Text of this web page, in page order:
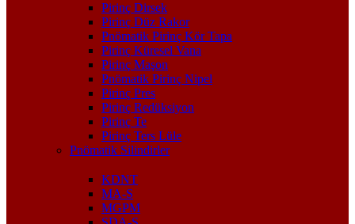
Pirinç Dirsek
Pirinç Düz Rakor
Pnömatik Pirinç Kör Tapa
Pirinç Küresel Vana
Pirinç Maşon
Pnömatik Pirinç Nipel
Pirinç Pres
Pirinç Redüksiyon
Pirinç Te
Pirinç Ters Lüle
Pnömatik Silindirler
KDNT
MA-S
MGPM